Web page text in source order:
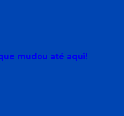
mudou até aqui!